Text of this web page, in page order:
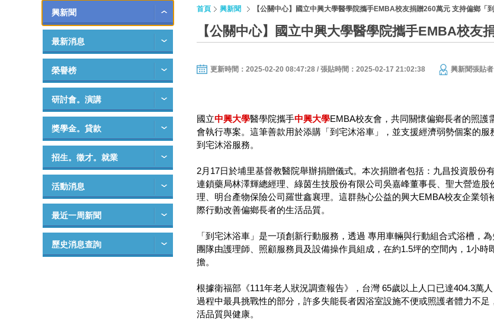
興新聞
最新消息
榮譽榜
研討會。演講
獎學金。貸款
招生。徵才。就業
活動消息
最近一周新聞
歷史消息查詢
首頁 興新聞 【公關中心】國立中興大學醫學院攜手EMBA校友捐贈260萬元 支持偏鄉「
【公關中心】國立中興大學醫學院攜手EMBA校友
更新時間：2025-02-20 08:47:28 / 張貼時間：2025-02-17 21:02:38 興新聞張貼者
國立中興大學醫學院攜手中興大學EMBA校友會，共同關懷偏鄉長者的照護
會執行專案。這筆善款用於添購「到宅沐浴車」，並支援經濟弱勢個案的
到宅沐浴服務。
2月17日於埔里基督教醫院舉辦捐贈儀式。本次捐贈者包括：九昌投資股
連鎖藥局林澤輝總經理、綠茵生技股份有限公司吳嘉峰董事長、聖大營造
理、明台產物保險公司羅世鑫襄理。這群熱心公益的興大EMBA校友企業
際行動改善偏鄉長者的生活品質。
「到宅沐浴車」是一項創新行動服務，透過 專用車輛與行動組合式浴槽，
團隊由護理師、照顧服務員及設備操作員組成，在約1.5坪的空間內，1小
擔。
根據衛福部《111年老人狀況調查報告》，台灣 65歲以上人口已達404.3萬
過程中最具挑戰性的部分，許多失能長者因浴室設施不便或照護者體力不
活品質與健康。